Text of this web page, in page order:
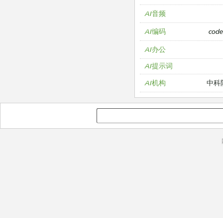
AI音频
AI编码
AI办公
AI提示词
AI机构
中科